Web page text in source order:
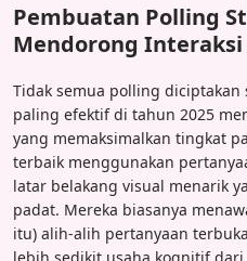
Pembuatan Polling
Mendorong
Tidak semua polling
paling efektif di tahun 2025
yang memaksimalkan tingkat
terbaik menggunakan
latar belakang visual menarik
padat. Mereka biasanya
itu) alih-alih pertanyaan
lebih sedikit usaha kognitif